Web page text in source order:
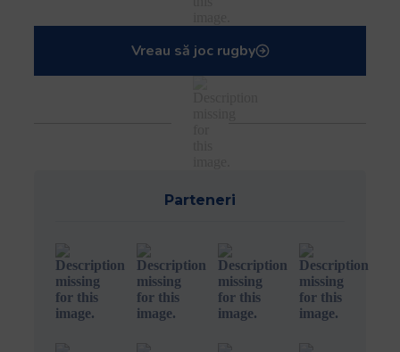
Vreau să joc rugby
Parteneri